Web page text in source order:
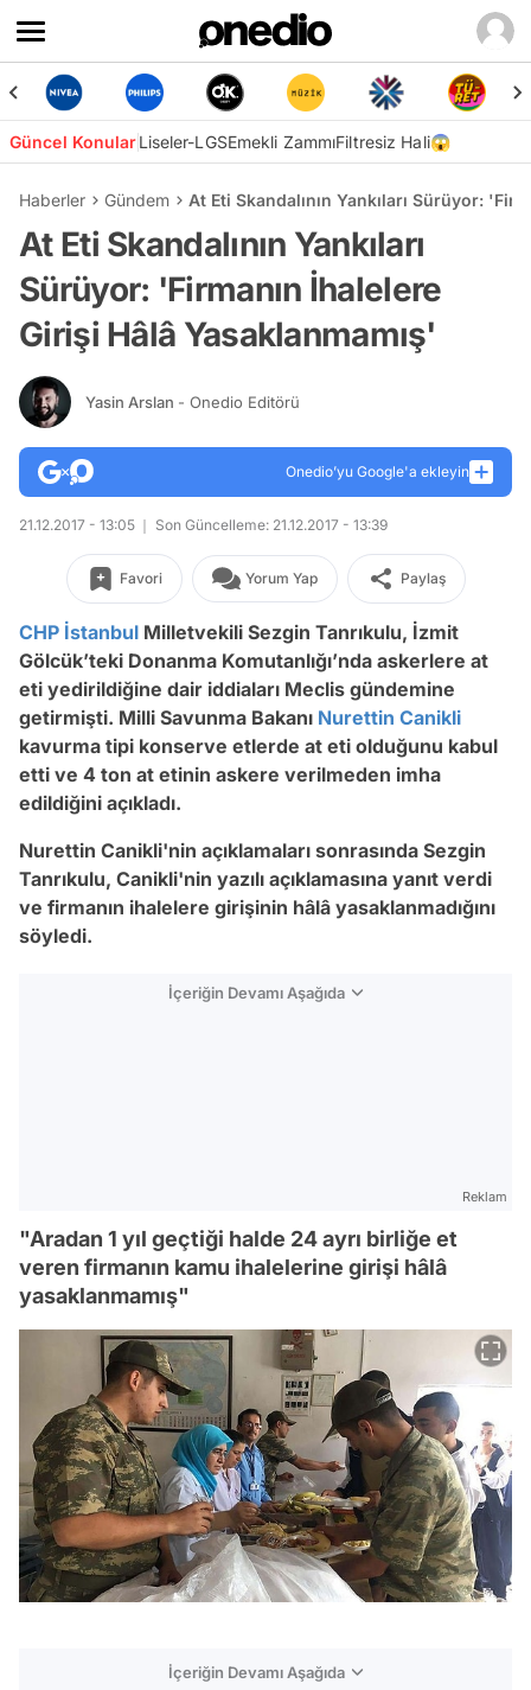
Güncel KonularLiseler-LGSEmekli ZammıFiltresiz Hali😱
Haberler Gündem At Eti Skandalının Yankıları Sürüyor:
At Eti Skandalının Yankıları
Sürüyor: 'Firmanın İhalelere
Girişi Hâlâ Yasaklanmamış'
Yasin Arslan - Onedio Editörü
Onedio’yu Google'a ekleyin
21.12.2017 - 13:05 Son Güncelleme: 21.12.2017 - 13:39
Favori Yorum Yap Paylaş
CHP İstanbul Milletvekili Sezgin Tanrıkulu, İzmit
Gölcük’teki Donanma Komutanlığı’nda askerlere at
eti yedirildiğine dair iddiaları Meclis gündemine
getirmişti. Milli Savunma Bakanı Nurettin Canikli
kavurma tipi konserve etlerde at eti olduğunu kabul
etti ve 4 ton at etinin askere verilmeden imha
edildiğini açıkladı.
Nurettin Canikli'nin açıklamaları sonrasında Sezgin
Tanrıkulu, Canikli'nin yazılı açıklamasına yanıt verdi
ve firmanın ihalelere girişinin hâlâ yasaklanmadığını
söyledi.
İçeriğin Devamı Aşağıda
Reklam
"Aradan 1 yıl geçtiği halde 24 ayrı birliğe et
veren firmanın kamu ihalelerine girişi hâlâ
yasaklanmamış"
İçeriğin Devamı Aşağıda